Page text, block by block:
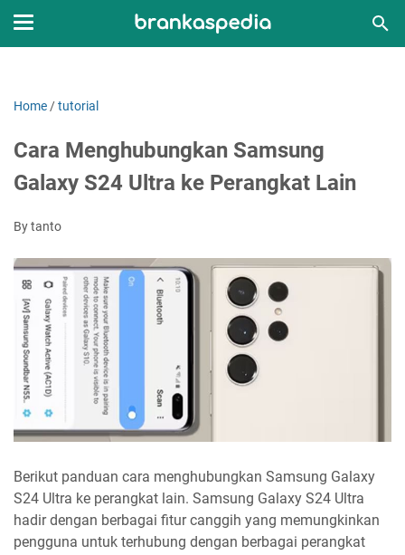
Home /tutorial
Cara Menghubungkan Samsung
Galaxy S24 Ultra ke Perangkat Lain
By tanto
Berikut panduan cara menghubungkan Samsung Galaxy
S24 Ultra ke perangkat lain. Samsung Galaxy S24 Ultra
hadir dengan berbagai fitur canggih yang memungkinkan
pengguna untuk terhubung dengan berbagai perangkat